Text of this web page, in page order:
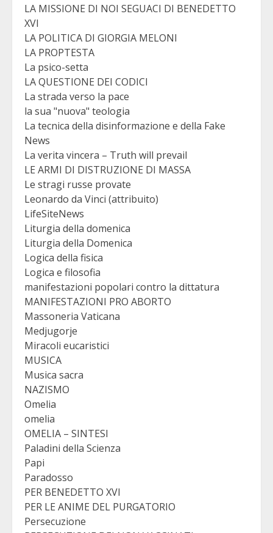
LA MISSIONE DI NOI SEGUACI DI BENEDETTO
XVI
LA POLITICA DI GIORGIA MELONI
LA PROPTESTA
La psico-setta
LA QUESTIONE DEI CODICI
La strada verso la pace
la sua "nuova" teologia
La tecnica della disinformazione e della Fake
News
La verita vincera – Truth will prevail
LE ARMI DI DISTRUZIONE DI MASSA
Le stragi russe provate
Leonardo da Vinci (attribuito)
LifeSiteNews
Liturgia della domenica
Liturgia della Domenica
Logica della fisica
Logica e filosofia
manifestazioni popolari contro la dittatura
MANIFESTAZIONI PRO ABORTO
Massoneria Vaticana
Medjugorje
Miracoli eucaristici
MUSICA
Musica sacra
NAZISMO
Omelia
omelia
OMELIA – SINTESI
Paladini della Scienza
Papi
Paradosso
PER BENEDETTO XVI
PER LE ANIME DEL PURGATORIO
Persecuzione